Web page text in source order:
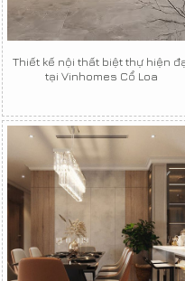
Thiết kế nội thất biệt thự hiện
tại Vinhomes Cổ Loa